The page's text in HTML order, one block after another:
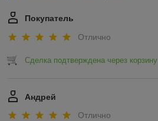
Покупатель
Отлично
Сделка подтверждена через корзину
Андрей
Отлично